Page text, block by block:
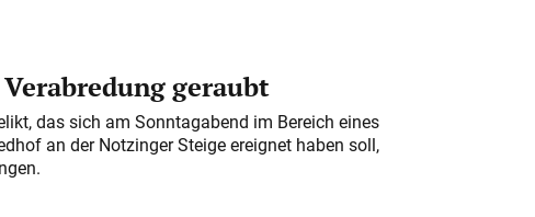
geraubt
das sich am Sonntagabend im Bereich eines
an der Notzinger Steige ereignet haben soll,